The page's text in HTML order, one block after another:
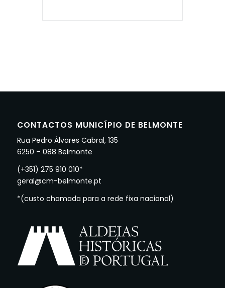
CONTACTOS MUNICÍPIO DE BELMONTE
Rua Pedro Álvares Cabral, 135
6250 – 088 Belmonte
(+351) 275 910 010*
geral@cm-belmonte.pt
*(custo chamada para a rede fixa nacional)